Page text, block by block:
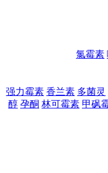
氯霉素
强力霉素 香兰素 多菌灵
醇 孕酮 林可霉素 甲砜